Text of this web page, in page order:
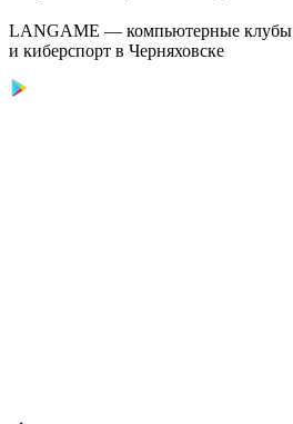
LANGAME — компьютерные клубы
и киберспорт в Черняховске